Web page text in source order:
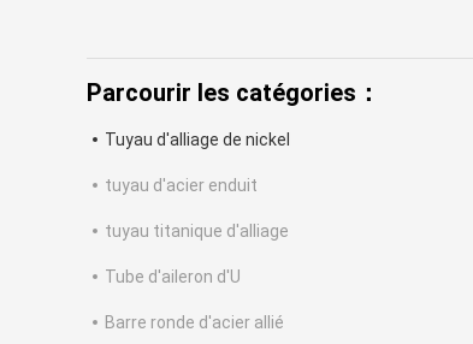
Parcourir les catégories：
Tuyau d'alliage de nickel
tuyau d'acier enduit
tuyau titanique d'alliage
Tube d'aileron d'U
Barre ronde d'acier allié